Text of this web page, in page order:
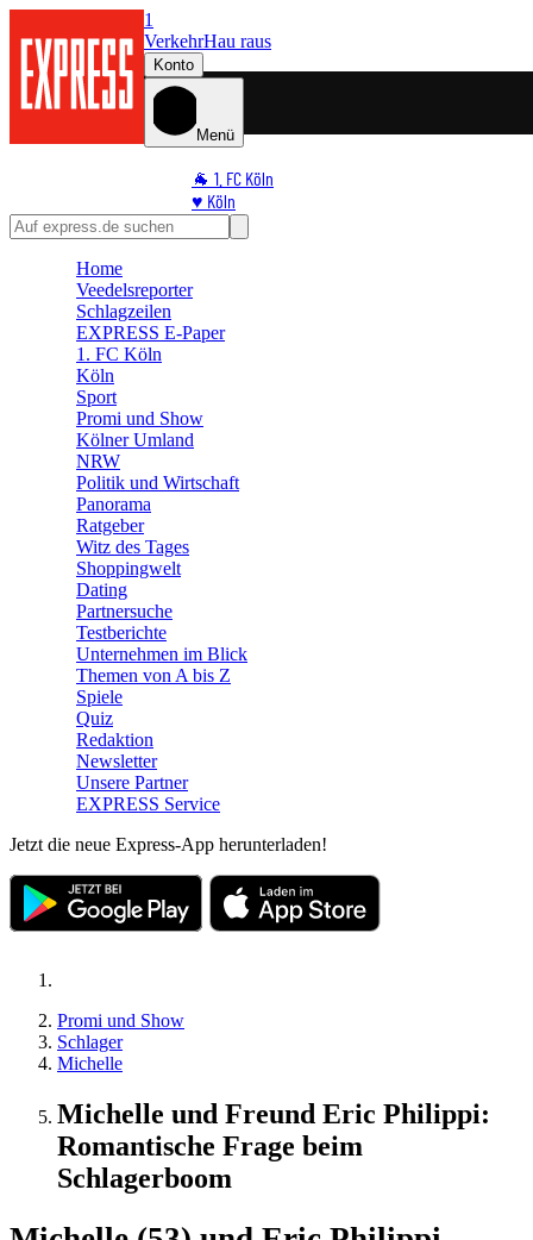
1
VerkehrHau raus
Konto
Menü
🐐 1. FC Köln
♥️ Köln
⭐ Promi
🛒 Shoppingwelt
Home
Veedelsreporter
Schlagzeilen
EXPRESS E-Paper
1. FC Köln
Köln
Sport
Promi und Show
Kölner Umland
NRW
Politik und Wirtschaft
Panorama
Ratgeber
Witz des Tages
Shoppingwelt
Dating
Partnersuche
Testberichte
Unternehmen im Blick
Themen von A bis Z
Spiele
Quiz
Redaktion
Newsletter
Unsere Partner
EXPRESS Service
Jetzt die neue Express-App herunterladen!
Promi und Show
Schlager
Michelle
Michelle und Freund Eric Philippi:
Romantische Frage beim
Schlagerboom